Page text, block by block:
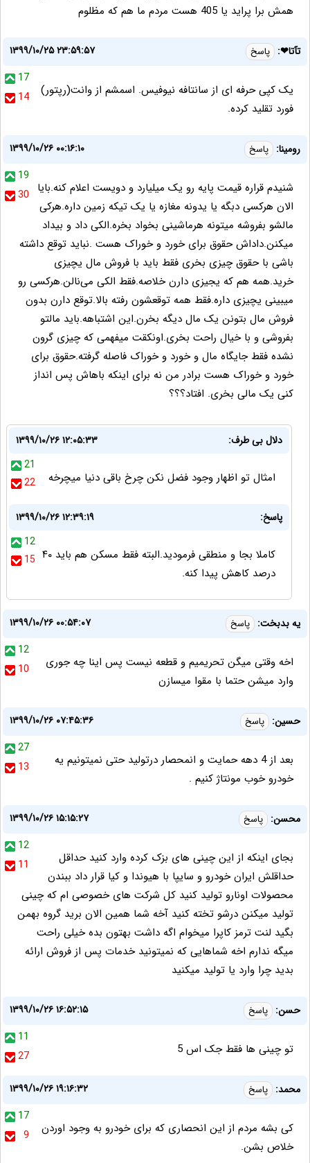
همش برا پراید یا 405 هست مردم ما هم که مظلوم
تآتا❤: پاسخ
۱۳۹۹/۱۰/۲۵ ۲۳:۵۹:۵۷
17
14
یک کپی حرفه ای از سانتافه نیوفیس. اسمشم از وانت(رپتور)
فورد تقلید کرده.
رومینا: پاسخ
۱۳۹۹/۱۰/۲۶ ۰۰:۱۶:۱۰
19
30
شنیدم قراره قیمت پایه رو یک میلیارد و دویست اعلام کنه.بایا
الان هرکسی دبگه یا یدونه مغازه یا یک تیکه زمین داره.هرکی
مالشو بفروشه میتونه هرماشینی بخواد بخره.الکی داد و بیداد
میکنن.داداش حقوق برای خورد و خوراک هست .نباید توقع داشته
باشی با حقوق چیزی بخری فقط باید با فروش مال یچیزی
خرید.همه هم که یجیزی دارن خلاصه.فقط الکی می‌نالن.هرکسی رو
میبینی یچیزی داره.فقط همه توقعشون رفته بالا.توقع دارن بدون
فروش مال بتونن یک مال دیگه بخرن.این اشتباهه.باید مالتو
بفروشی و با خیال راحت بخری.اونکقت میفهمی که چیزی گرون
نشده فقط جایگاه مال و خورد و خوراک فاصله گرفته.حقوق برای
خورد و خوراک هست برادر من نه برای اینکه باهاش پس انداز
کنی یک مالی بخری. افتاد؟؟؟
دلال بی طرف:
۱۳۹۹/۱۰/۲۶ ۱۲:۰۵:۳۳
21
22
امثال تو اظهار وجود فضل نکن چرخ باقی دنیا میچرخه
پاسخ:
۱۳۹۹/۱۰/۲۶ ۱۲:۳۹:۱۹
12
15 کاملا بجا و منطقی فرمودید.البته فقط مسکن هم باید ۴۰
درصد کاهش پیدا کنه.
یه بدبخت: پاسخ
۱۳۹۹/۱۰/۲۶ ۰۰:۵۴:۰۷
12
10
اخه وقتی میگن تحریمیم و قطعه نیست پس اینا چه جوری
وارد میشن حتما با مقوا میسازن
حسین: پاسخ
۱۳۹۹/۱۰/۲۶ ۰۷:۴۵:۳۶
27
13
بعد از 4 دهه حمایت و انمحصار درتولید حتی نمیتونیم یه
خودرو خوب مونتاژ کنیم .
محسن: پاسخ
۱۳۹۹/۱۰/۲۶ ۱۵:۱۵:۲۷
12
11
بجای اینکه از این چینی های بزک کرده وارد کنید حداقل
حداقلش ایران خودرو و سایپا با هیوندا و کیا قرار داد ببندن
محصولات اونارو تولید کنید کل شرکت های خصوصی ام که چینی
تولید میکنن درشو تخته کنید آخه شما همین الان برید گروه بهمن
بگید لنت ترمز کاپرا میخوام اگه داشت بهتون بده خیلی راحت
میگه ندارم اخه شماهایی که نمیتونید خدمات پس از فروش ارائه
بدید چرا وارد یا تولید میکنید
حسن: پاسخ
۱۳۹۹/۱۰/۲۶ ۱۶:۵۲:۱۵
11
27
تو چینی ها فقط جک اس 5
محمد: پاسخ
۱۳۹۹/۱۰/۲۶ ۱۹:۱۶:۳۲
17
9
کی بشه مردم از این انحصاری که برای خودرو به وجود اوردن
خلاص بشن.